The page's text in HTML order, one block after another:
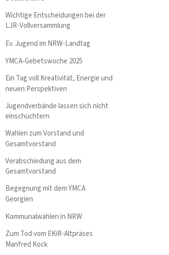
Wichtige Entscheidungen bei der
LJR-Vollversammlung
Ev. Jugend im NRW-Landtag
YMCA-Gebetswoche 2025
Ein Tag voll Kreativität, Energie und
neuen Perspektiven
Jugendverbände lassen sich nicht
einschüchtern
Wahlen zum Vorstand und
Gesamtvorstand
Verabschiedung aus dem
Gesamtvorstand
Begegnung mit dem YMCA
Georgien
Kommunalwahlen in NRW
Zum Tod vom EKiR-Altpräses
Manfred Kock